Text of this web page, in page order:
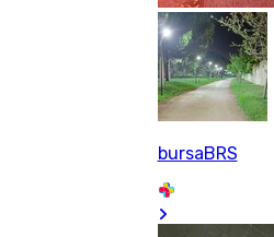
bursaBRS